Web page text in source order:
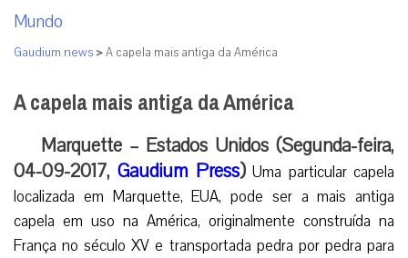
Mundo
Gaudium news >A capela mais antiga da América
A capela mais antiga da América
Marquette – Estados Unidos (Segunda-feira,
04-09-2017,Gaudium Press)Uma particular capela
localizada em Marquette, EUA, pode ser a mais antiga
capela em uso na América, originalmente construída na
França no século XV e transportada pedra por pedra para